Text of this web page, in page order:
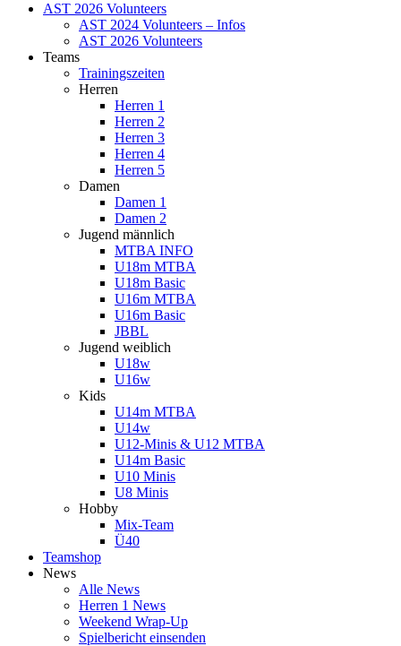
AST 2026 Volunteers
AST 2024 Volunteers – Infos
AST 2026 Volunteers
Teams
Trainingszeiten
Herren
Herren 1
Herren 2
Herren 3
Herren 4
Herren 5
Damen
Damen 1
Damen 2
Jugend männlich
MTBA INFO
U18m MTBA
U18m Basic
U16m MTBA
U16m Basic
JBBL
Jugend weiblich
U18w
U16w
Kids
U14m MTBA
U14w
U12-Minis & U12 MTBA
U14m Basic
U10 Minis
U8 Minis
Hobby
Mix-Team
Ü40
Teamshop
News
Alle News
Herren 1 News
Weekend Wrap-Up
Spielbericht einsenden